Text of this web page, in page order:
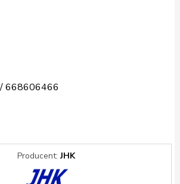
668606466
Producent:JHK